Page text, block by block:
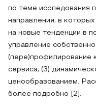
по теме исследования
направления, в
на новые тенденции в
управление
(пере)профилирование
сервиса; (3)
ценообразованием.
более подробно [2].